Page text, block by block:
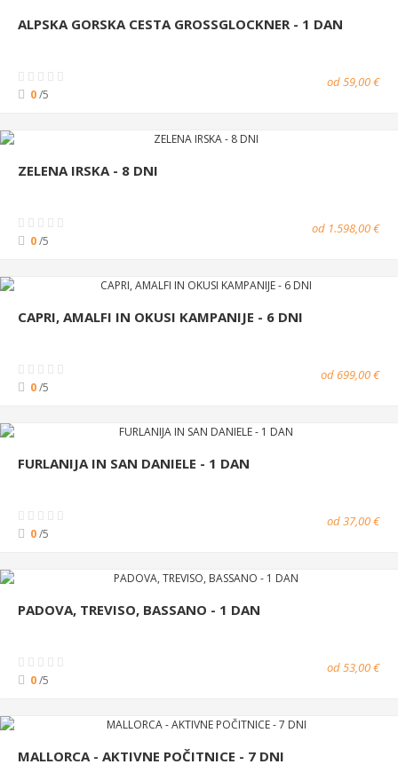
ALPSKA GORSKA CESTA GROSSGLOCKNER - 1 DAN
0/5
od 59,00 €
ZELENA IRSKA - 8 DNI
0/5
od 1.598,00 €
CAPRI, AMALFI IN OKUSI KAMPANIJE - 6 DNI
0/5
od 699,00 €
FURLANIJA IN SAN DANIELE - 1 DAN
0/5
od 37,00 €
PADOVA, TREVISO, BASSANO - 1 DAN
0/5
od 53,00 €
MALLORCA - AKTIVNE POČITNICE - 7 DNI